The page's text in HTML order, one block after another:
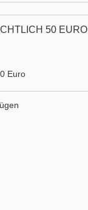
50 EURO
Euro